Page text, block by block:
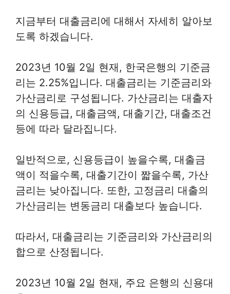
지금부터 대출금리에 대해서 자세히 알아보
도록 하겠습니다.
2023년 10월 2일 현재, 한국은행의 기준금
리는 2.25%입니다. 대출금리는 기준금리와
가산금리로 구성됩니다. 가산금리는 대출자
의 신용등급, 대출금액, 대출기간, 대출조건
등에 따라 달라집니다.
일반적으로, 신용등급이 높을수록, 대출금
액이 적을수록, 대출기간이 짧을수록, 가산
금리는 낮아집니다. 또한, 고정금리 대출의
가산금리는 변동금리 대출보다 높습니다.
따라서, 대출금리는 기준금리와 가산금리의
합으로 산정됩니다.
2023년 10월 2일 현재, 주요 은행의 신용대